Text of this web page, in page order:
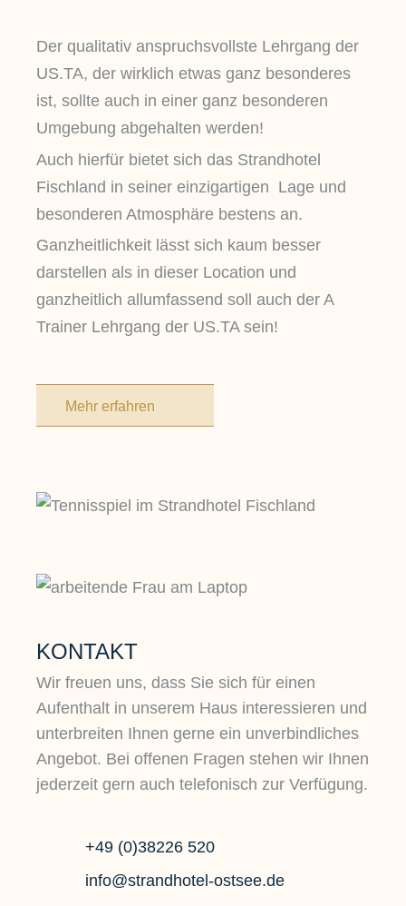
Der qualitativ anspruchsvollste Lehrgang der
US.TA, der wirklich etwas ganz besonderes
ist, sollte auch in einer ganz besonderen
Umgebung abgehalten werden!
Auch hierfür bietet sich das Strandhotel
Fischland in seiner einzigartigen Lage und
besonderen Atmosphäre bestens an.
Ganzheitlichkeit lässt sich kaum besser
darstellen als in dieser Location und
ganzheitlich allumfassend soll auch der A
Trainer Lehrgang der US.TA sein!
Mehr erfahren
KONTAKT
Wir freuen uns, dass Sie sich für einen
Aufenthalt in unserem Haus interessieren und
unterbreiten Ihnen gerne ein unverbindliches
Angebot. Bei offenen Fragen stehen wir Ihnen
jederzeit gern auch telefonisch zur Verfügung.
+49 (0)38226 520
info@strandhotel-ostsee.de